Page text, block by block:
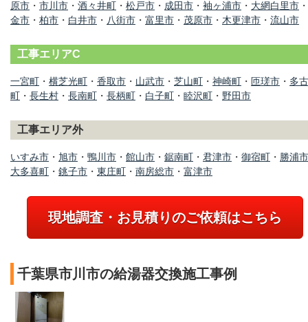
原市 ・ 市川市 ・ 酒々井町 ・ 松戸市 ・ 成田市 ・ 袖ヶ浦市 ・ 大網白里市 ・
金市 ・ 柏市 ・ 白井市 ・ 八街市 ・ 富里市 ・ 茂原市 ・ 木更津市 ・ 流山市
工事エリアC
一宮町 ・ 横芝光町 ・ 香取市 ・ 山武市 ・ 芝山町 ・ 神崎町 ・ 匝瑳市 ・ 多古
町 ・ 長生村 ・ 長南町 ・ 長柄町 ・ 白子町 ・ 睦沢町 ・ 野田市
工事エリア外
いすみ市 ・ 旭市 ・ 鴨川市 ・ 館山市 ・ 鋸南町 ・ 君津市 ・ 御宿町 ・ 勝浦市
大多喜町 ・ 銚子市 ・ 東庄町 ・ 南房総市 ・ 富津市
現地調査・お見積りのご依頼はこちら
千葉県市川市の給湯器交換施工事例